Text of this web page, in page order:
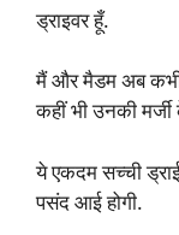
ड्राइवर हूँ.
मैं और मैडम अब
कहीं भी उनकी
ये एकदम सच्ची
पसंद आई होगी.